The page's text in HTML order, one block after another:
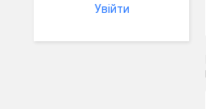
Увійти